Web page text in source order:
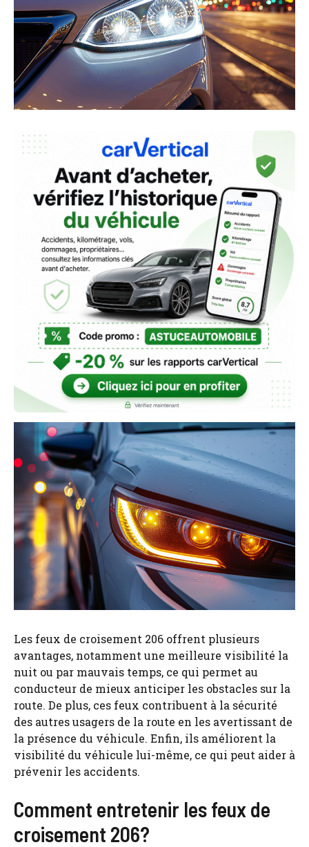
Les feux de croisement 206 offrent plusieurs
avantages, notamment une meilleure visibilité la
nuit ou par mauvais temps, ce qui permet au
conducteur de mieux anticiper les obstacles sur la
route. De plus, ces feux contribuent à la sécurité
des autres usagers de la route en les avertissant de
la présence du véhicule. Enfin, ils améliorent la
visibilité du véhicule lui-même, ce qui peut aider à
prévenir les accidents.
Comment entretenir les feux de
croisement 206?